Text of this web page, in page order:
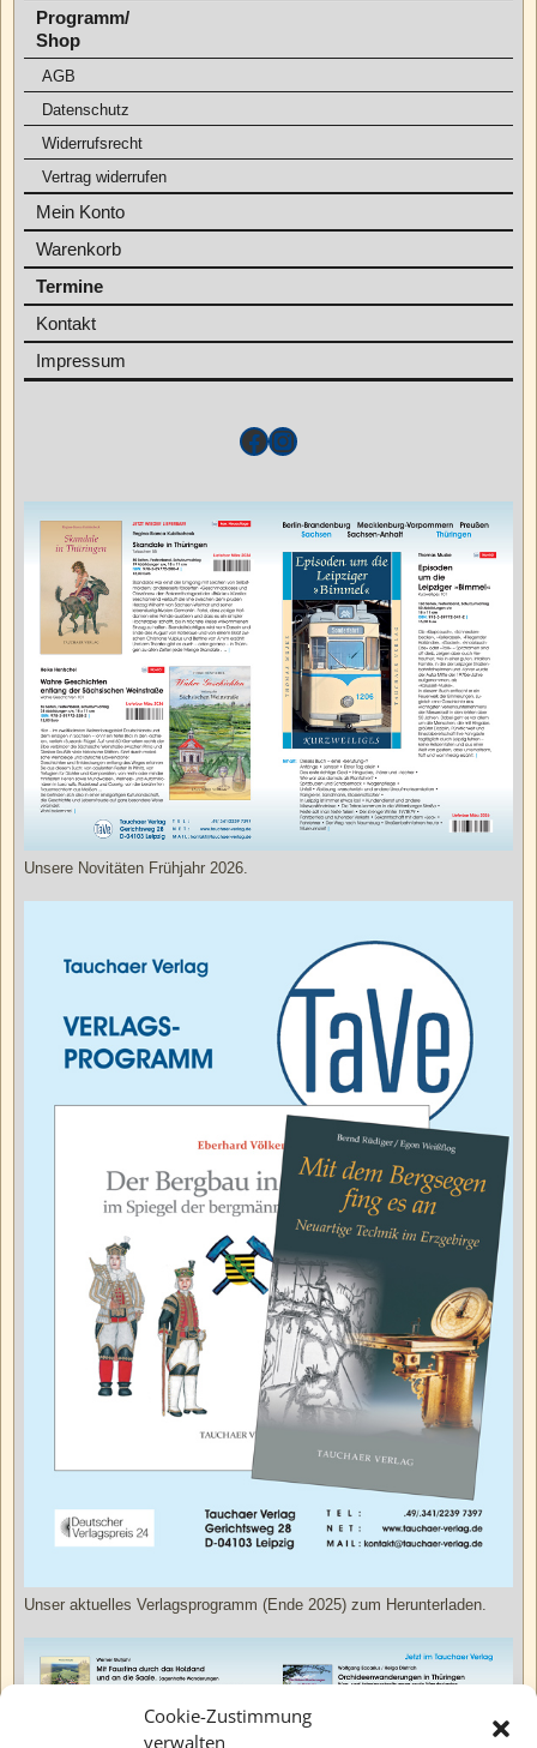
Cookie-Zustimmung
verwalten
Programm/
Shop
AGB
Datenschutz
Widerrufsrecht
Vertrag widerrufen
Mein Konto
Warenkorb
Termine
Kontakt
Impressum
Unsere Novitäten Frühjahr 2026.
Unser aktuelles Verlagsprogramm (Ende 2025) zum Herunterladen.